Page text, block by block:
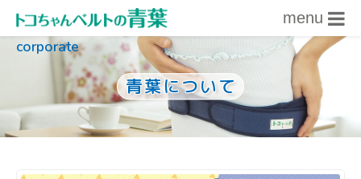
内容をスキップ
menu
corporate
青葉について